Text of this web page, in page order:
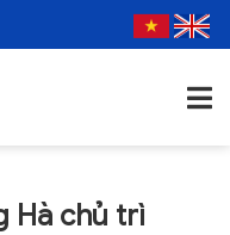
Hà chủ trì